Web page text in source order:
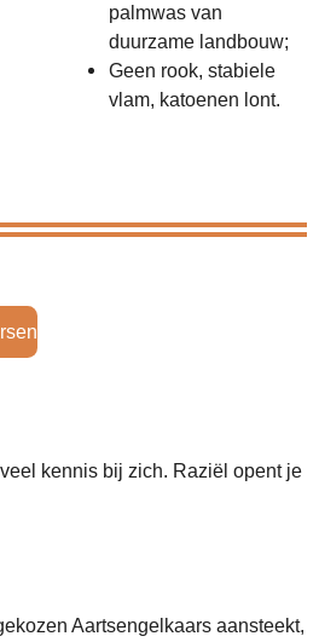
palmwas van
duurzame landbouw;
Geen rook, stabiele
vlam, katoenen lont.
kennis bij zich. Raziël opent je
Aartsengelkaars aansteekt,